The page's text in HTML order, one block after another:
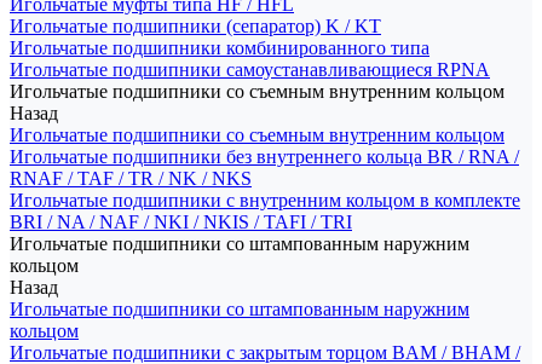
Игольчатые муфты типа HF / HFL
Игольчатые подшипники (сепаратор) K / KT
Игольчатые подшипники комбинированного типа
Игольчатые подшипники самоустанавливающиеся RPNA
Игольчатые подшипники со съемным внутренним кольцом
Назад
Игольчатые подшипники со съемным внутренним кольцом
Игольчатые подшипники без внутреннего кольца BR / RNA /
RNAF / TAF / TR / NK / NKS
Игольчатые подшипники с внутренним кольцом в комплекте
BRI / NA / NAF / NKI / NKIS / TAFI / TRI
Игольчатые подшипники со штампованным наружним
кольцом
Назад
Игольчатые подшипники со штампованным наружним
кольцом
Игольчатые подшипники с закрытым торцом BAM / BHAM /